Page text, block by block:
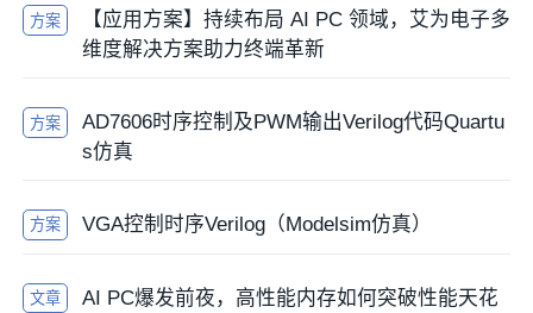
方案
【应用方案】持续布局 AI PC 领域，艾为电子多
维度解决方案助力终端革新
方案
AD7606时序控制及PWM输出Verilog代码Quartu
s仿真
方案 VGA控制时序Verilog（Modelsim仿真）
文章
AI PC爆发前夜，高性能内存如何突破性能天花